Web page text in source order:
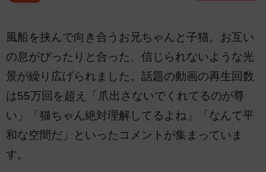
風船を挟んで向き合うお兄ちゃんと子猫。お互い
の息がぴったりと合った、信じられないような光
景が繰り広げられました。話題の動画の再生回数
は55万回を超え「爪出さないでくれてるのが尊
い」「猫ちゃん絶対理解してるよね」「なんて平
和な空間だ」といったコメントが集まっていま
す。